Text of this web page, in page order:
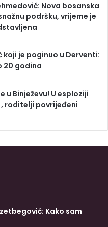
Nova bosanska
podršku, vrijeme je
koji je poginuo u Derventi:
20 godina
Binježevu! U esploziji
roditelji povrijeđeni
Kako sam